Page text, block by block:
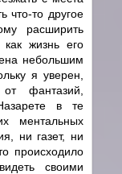
что-то другое
расширить
жизнь его
небольшим
я уверен,
фантазий,
в те
ментальных
ни газет, ни
происходило
своими